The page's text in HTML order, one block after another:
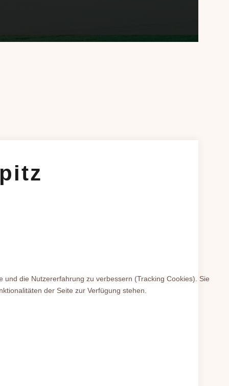
die Nutzererfahrung zu verbessern (Tracking Cookies). Sie
der Seite zur Verfügung stehen.